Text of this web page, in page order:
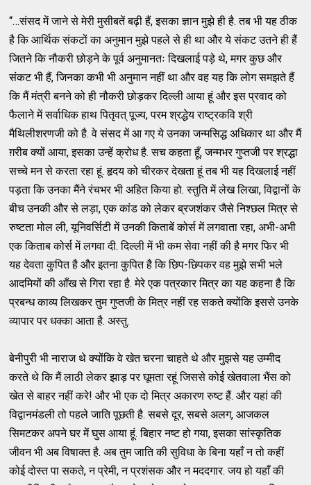
“…संसद में जाने से मेरी मुसीबतें बढ़ी हैं, इसका ज्ञान मुझे ही है. तब भी यह ठीक
है कि आर्थिक संकटों का अनुमान मुझे पहले से ही था और ये संकट उतने ही हैं
जितने कि नौकरी छोड़ने के पूर्व अनुमानतः दिखलाई पड़े थे, मगर कुछ और
संकट भी हैं, जिनका कभी भी अनुमान नहीं था और वह यह कि लोग समझते हैं
कि मैं मंत्री बनने को ही नौकरी छोड़कर दिल्ली आया हूं और इस प्रवाद को
फैलाने में सर्वाधिक हाथ पितृवत् पूज्य, परम श्रद्धेय राष्ट्रकवि श्री
मैथिलीशरणजी को है. वे संसद में आ गए ये उनका जन्मसिद्ध अधिकार था और मैं
ग़रीब क्यों आया, इसका उन्हें क्रोध है. सच कहता हूँ, जन्मभर गुप्तजी पर श्रद्धा
सच्चे मन से करता रहा हूं. हृदय को चीरकर देखता हूं तब भी यह दिखलाई नहीं
पड़ता कि उनका मैंने रंचभर भी अहित किया हो. स्तुति में लेख लिखा, विद्वानों के
बीच उनकी और से लड़ा, एक कांड को लेकर ब्रजशंकर जैसे निश्छल मित्र से
रुष्टता मोल ली, यूनिवर्सिटी में उनकी किताबें कोर्स में लगवाता रहा, अभी-अभी
एक किताब कोर्स में लगवा दी. दिल्ली में भी कम सेवा नहीं की है मगर फिर भी
यह देवता कुपित है और इतना कुपित है कि छिप-छिपकर वह मुझे सभी भले
आदमियों की आँख से गिरा रहा है. मेरे एक पत्रकार मित्र का यह कहना है कि
प्रबन्ध काव्य लिखकर तुम गुप्तजी के मित्र नहीं रह सकते क्योंकि इससे उनके
व्यापार पर धक्का आता है. अस्तु.
बेनीपुरी भी नाराज थे क्योंकि वे खेत चरना चाहते थे और मुझसे यह उम्मीद
करते थे कि मैं लाठी लेकर झाड़ पर घूमता रहूं जिससे कोई खेतवाला भैंस को
खेत से बाहर नहीं करे! और भी एक दो मित्र अकारण रुष्ट हैं. और यहां की
विद्वानमंडली तो पहले जाति पूछती है. सबसे दूर, सबसे अलग, आजकल
सिमटकर अपने घर में घुस आया हूं. बिहार नष्ट हो गया, इसका सांस्कृतिक
जीवन भी अब विषाक्त है. अब तुम जाति की सुविधा के बिना यहाँ न तो कहीं
कोई दोस्त पा सकते, न प्रेमी, न प्रशंसक और न मददगार. जय हो यहाँ की